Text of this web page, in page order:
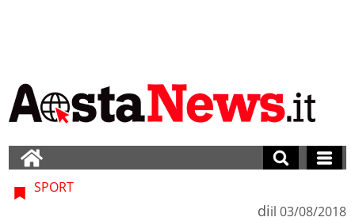
SPORT
diil 03/08/2018